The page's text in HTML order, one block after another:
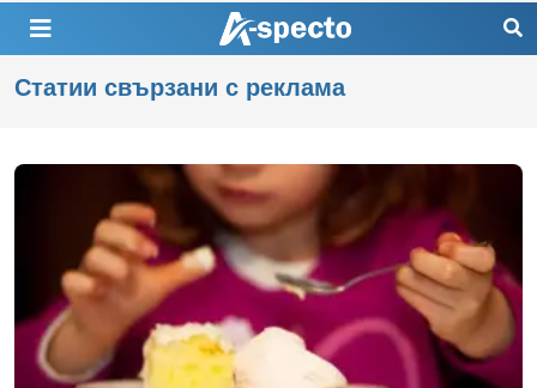
Статии свързани с реклама